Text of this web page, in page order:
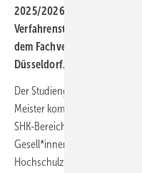
2025/2026 am Fachbereich
Verfahrenstechnik ein
dem Fachverband SHK
Düsseldorf.
Der Studiengang wird eine
Meister kombiniert mit einem
SHK-Bereich ermöglichen.
Gesell*innen in diesem